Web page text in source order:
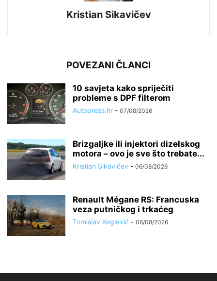
Kristian Sikavičev
POVEZANI ČLANCI
10 savjeta kako spriječiti
probleme s DPF filterom
Autopress.hr - 07/08/2026
Brizgaljke ili injektori dizelskog
motora – ovo je sve što trebate...
Kristian Sikavičev - 06/08/2026
Renault Mégane RS: Francuska
veza putničkog i trkaćeg
Tomislav Keglević - 06/08/2026